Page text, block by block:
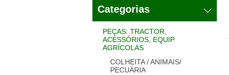
Categorias
PEÇAS: TRACTOR,
ACESSÓRIOS, EQUIP.
AGRÍCOLAS
COLHEITA / ANIMAIS/
PECUÁRIA